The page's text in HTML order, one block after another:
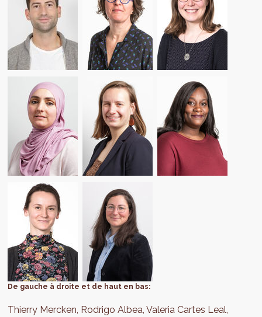
De gauche à droite et de haut en bas:
Thierry Mercken, Rodrigo Albea, Valeria Cartes Leal,